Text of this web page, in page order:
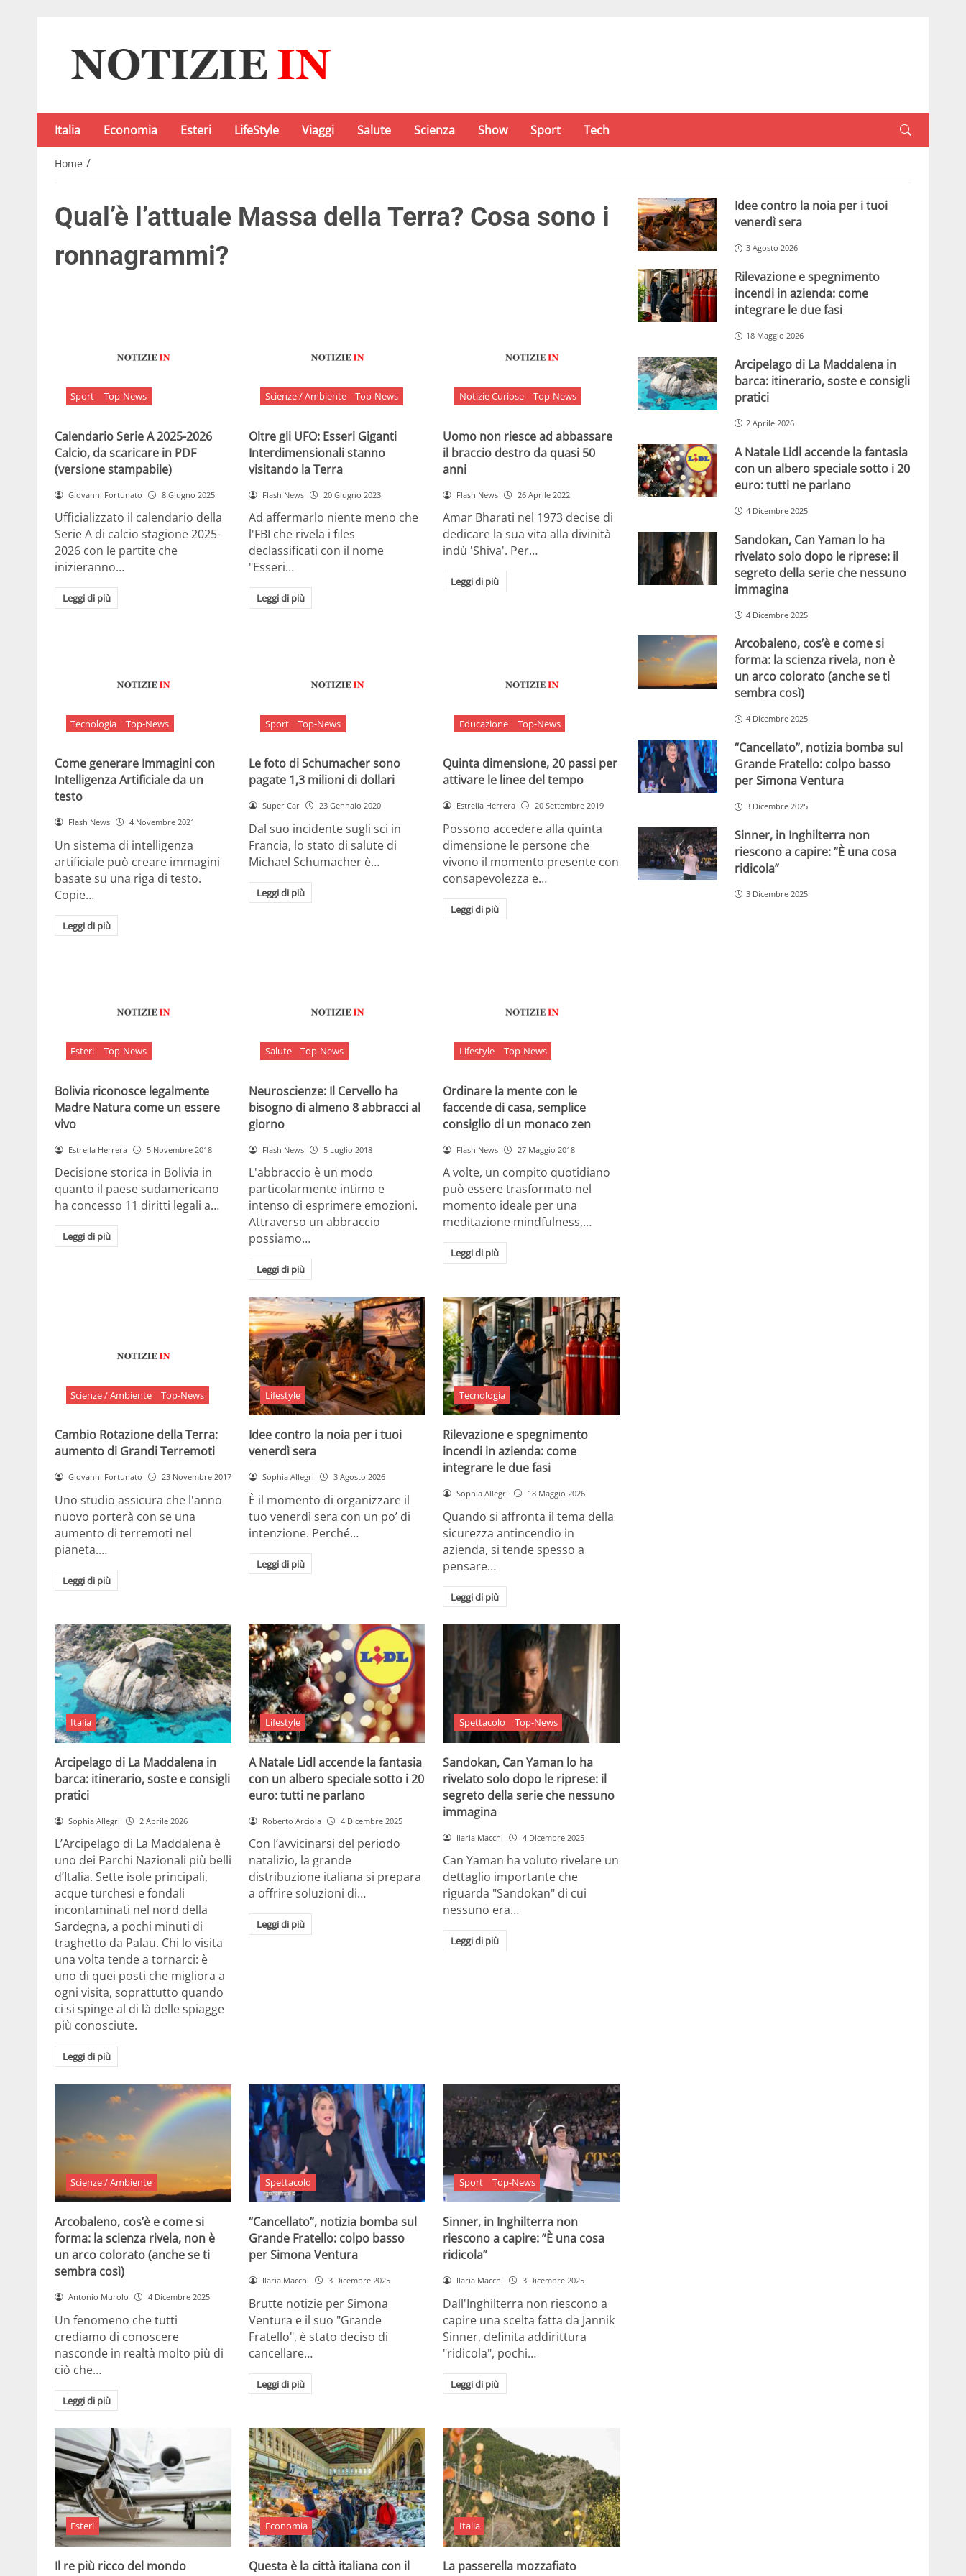
Italia Economia Esteri LifeStyle Viaggi Salute Scienza Show Sport Tech
Home /
Qual’è l’attuale Massa della Terra? Cosa sono i
ronnagrammi?
Sport Top-News
Calendario Serie A 2025-2026
Calcio, da scaricare in PDF
(versione stampabile)
Giovanni Fortunato 8 Giugno 2025
Ufficializzato il calendario della
Serie A di calcio stagione 2025-
2026 con le partite che
inizieranno…
Leggi di più
Scienze / Ambiente Top-News
Oltre gli UFO: Esseri Giganti
Interdimensionali stanno
visitando la Terra
Flash News 20 Giugno 2023
Ad affermarlo niente meno che
l'FBI che rivela i files
declassificati con il nome
"Esseri…
Leggi di più
Notizie Curiose Top-News
Uomo non riesce ad abbassare
il braccio destro da quasi 50
anni
Flash News 26 Aprile 2022
Amar Bharati nel 1973 decise di
dedicare la sua vita alla divinità
indù 'Shiva'. Per…
Leggi di più
Tecnologia Top-News
Come generare Immagini con
Intelligenza Artificiale da un
testo
Flash News 4 Novembre 2021
Un sistema di intelligenza
artificiale può creare immagini
basate su una riga di testo.
Copie…
Leggi di più
Sport Top-News
Le foto di Schumacher sono
pagate 1,3 milioni di dollari
Super Car 23 Gennaio 2020
Dal suo incidente sugli sci in
Francia, lo stato di salute di
Michael Schumacher è…
Leggi di più
Educazione Top-News
Quinta dimensione, 20 passi per
attivare le linee del tempo
Estrella Herrera 20 Settembre 2019
Possono accedere alla quinta
dimensione le persone che
vivono il momento presente con
consapevolezza e…
Leggi di più
Esteri Top-News
Bolivia riconosce legalmente
Madre Natura come un essere
vivo
Estrella Herrera 5 Novembre 2018
Decisione storica in Bolivia in
quanto il paese sudamericano
ha concesso 11 diritti legali a…
Leggi di più
Salute Top-News
Neuroscienze: Il Cervello ha
bisogno di almeno 8 abbracci al
giorno
Flash News 5 Luglio 2018
L'abbraccio è un modo
particolarmente intimo e
intenso di esprimere emozioni.
Attraverso un abbraccio
possiamo…
Leggi di più
Lifestyle Top-News
Ordinare la mente con le
faccende di casa, semplice
consiglio di un monaco zen
Flash News 27 Maggio 2018
A volte, un compito quotidiano
può essere trasformato nel
momento ideale per una
meditazione mindfulness,…
Leggi di più
Scienze / Ambiente Top-News
Cambio Rotazione della Terra:
aumento di Grandi Terremoti
Giovanni Fortunato 23 Novembre 2017
Uno studio assicura che l'anno
nuovo porterà con se una
aumento di terremoti nel
pianeta.…
Leggi di più
Lifestyle
Idee contro la noia per i tuoi
venerdì sera
Sophia Allegri 3 Agosto 2026
È il momento di organizzare il
tuo venerdì sera con un po’ di
intenzione. Perché…
Leggi di più
Tecnologia
Rilevazione e spegnimento
incendi in azienda: come
integrare le due fasi
Sophia Allegri 18 Maggio 2026
Quando si affronta il tema della
sicurezza antincendio in
azienda, si tende spesso a
pensare…
Leggi di più
Italia
Arcipelago di La Maddalena in
barca: itinerario, soste e consigli
pratici
Sophia Allegri 2 Aprile 2026
L’Arcipelago di La Maddalena è
uno dei Parchi Nazionali più belli
d’Italia. Sette isole principali,
acque turchesi e fondali
incontaminati nel nord della
Sardegna, a pochi minuti di
traghetto da Palau. Chi lo visita
una volta tende a tornarci: è
uno di quei posti che migliora a
ogni visita, soprattutto quando
ci si spinge al di là delle spiagge
più conosciute.
Leggi di più
Lifestyle
A Natale Lidl accende la fantasia
con un albero speciale sotto i 20
euro: tutti ne parlano
Roberto Arciola 4 Dicembre 2025
Con l’avvicinarsi del periodo
natalizio, la grande
distribuzione italiana si prepara
a offrire soluzioni di…
Leggi di più
Spettacolo Top-News
Sandokan, Can Yaman lo ha
rivelato solo dopo le riprese: il
segreto della serie che nessuno
immagina
Ilaria Macchi 4 Dicembre 2025
Can Yaman ha voluto rivelare un
dettaglio importante che
riguarda "Sandokan" di cui
nessuno era…
Leggi di più
Scienze / Ambiente
Arcobaleno, cos’è e come si
forma: la scienza rivela, non è
un arco colorato (anche se ti
sembra così)
Antonio Murolo 4 Dicembre 2025
Un fenomeno che tutti
crediamo di conoscere
nasconde in realtà molto più di
ciò che…
Leggi di più
Spettacolo
“Cancellato”, notizia bomba sul
Grande Fratello: colpo basso
per Simona Ventura
Ilaria Macchi 3 Dicembre 2025
Brutte notizie per Simona
Ventura e il suo "Grande
Fratello", è stato deciso di
cancellare…
Leggi di più
Sport Top-News
Sinner, in Inghilterra non
riescono a capire: ”È una cosa
ridicola”
Ilaria Macchi 3 Dicembre 2025
Dall'Inghilterra non riescono a
capire una scelta fatta da Jannik
Sinner, definita addirittura
"ridicola", pochi…
Leggi di più
Esteri
Il re più ricco del mondo
Economia
Questa è la città italiana con il
Italia
La passerella mozzafiato
Idee contro la noia per i tuoi
venerdì sera
3 Agosto 2026
Rilevazione e spegnimento
incendi in azienda: come
integrare le due fasi
18 Maggio 2026
Arcipelago di La Maddalena in
barca: itinerario, soste e consigli
pratici
2 Aprile 2026
A Natale Lidl accende la fantasia
con un albero speciale sotto i 20
euro: tutti ne parlano
4 Dicembre 2025
Sandokan, Can Yaman lo ha
rivelato solo dopo le riprese: il
segreto della serie che nessuno
immagina
4 Dicembre 2025
Arcobaleno, cos’è e come si
forma: la scienza rivela, non è
un arco colorato (anche se ti
sembra così)
4 Dicembre 2025
“Cancellato”, notizia bomba sul
Grande Fratello: colpo basso
per Simona Ventura
3 Dicembre 2025
Sinner, in Inghilterra non
riescono a capire: ”È una cosa
ridicola”
3 Dicembre 2025